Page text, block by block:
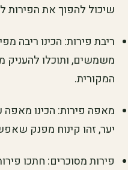
שיכול להפוך את הפירות
ריבת פירות: הכינו ריבה
משמשים, ותוכלו להעניק
המקורית.
מאפה פירות: הכינו מאפה
יער, זהו קינוח מפנק
פירות מסוכרים: חתכו